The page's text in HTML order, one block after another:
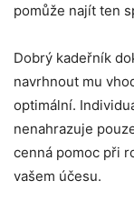
pomůže najít ten
Dobrý kadeřník
navrhnout mu
optimální.
nenahrazuje
cenná pomoc při
vašem účesu.